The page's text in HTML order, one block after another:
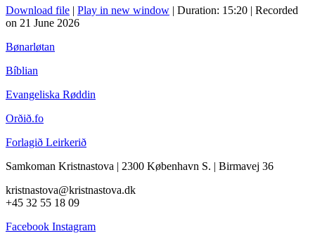
Download file | Play in new window | Duration: 15:20 | Recorded
on 21 June 2026
Bønarløtan
Bíblian
Evangeliska Røddin
Orðið.fo
Forlagið Leirkerið
Samkoman Kristnastova | 2300 København S. | Birmavej 36
kristnastova@kristnastova.dk
+45 32 55 18 09
Facebook Instagram